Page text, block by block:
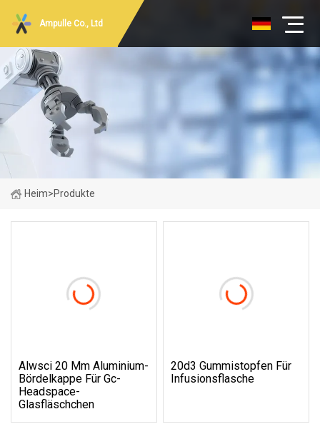
Ampulle Co., Ltd
Heim>Produkte
Alwsci 20 Mm Aluminium-
Bördelkappe Für Gc-
Headspace-
Glasfläschchen
20d3 Gummistopfen Für
Infusionsflasche